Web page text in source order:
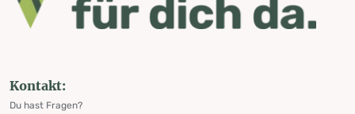
Kontakt:
Du hast Fragen?